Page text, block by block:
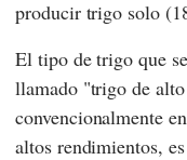
producir trigo solo
El tipo de trigo que
llamado "trigo de
convencionalmente
altos rendimientos,